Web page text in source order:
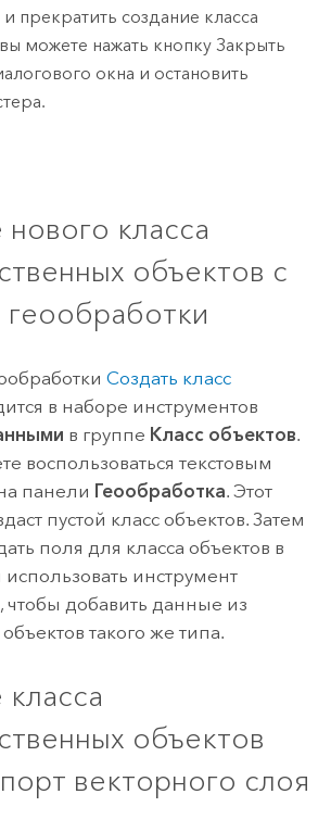
прекратить создание класса
можете нажать кнопку Закрыть
окна и остановить
класса
объектов с
Создать класс
в наборе инструментов
в группе Класс объектов.
воспользоваться текстовым
панели Геообработка. Этот
пустой класс объектов. Затем
поля для класса объектов в
инструмент
, чтобы добавить данные из
такого же типа.
объектов
векторного слоя